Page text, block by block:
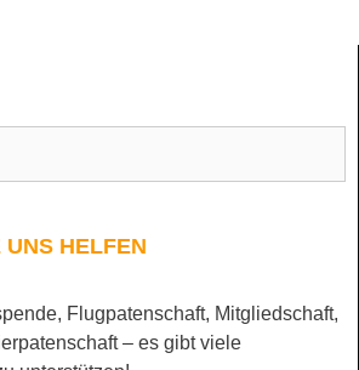
HELFEN
Flugpatenschaft, Mitgliedschaft,
– es gibt viele